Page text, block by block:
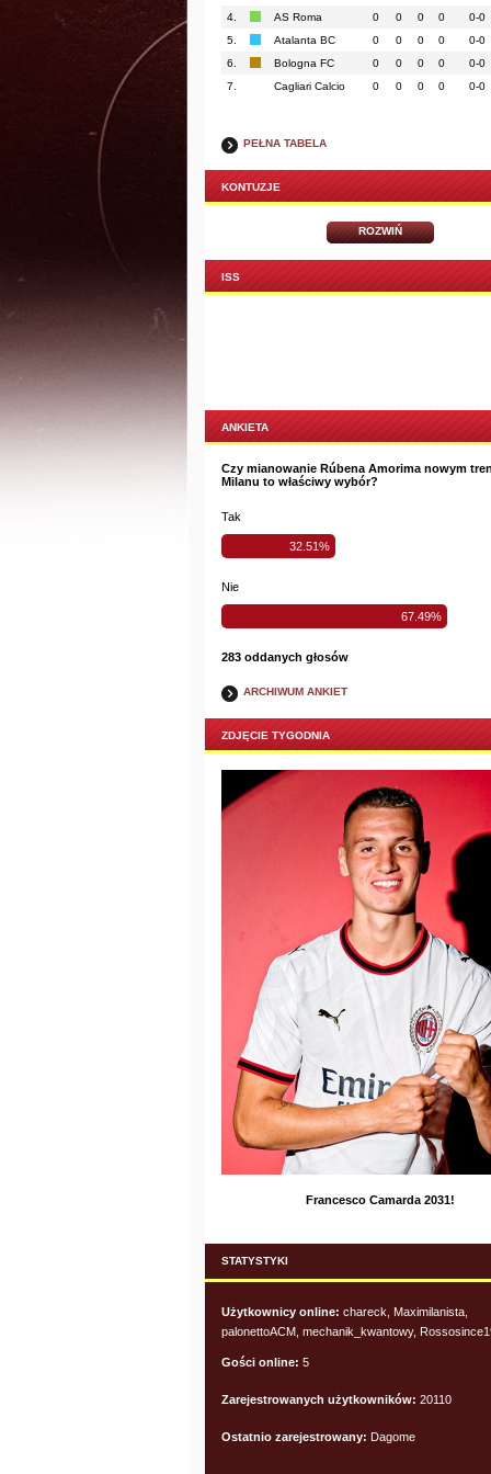
4. AS Roma 0 0 0 0
0-0
5.
Atalanta BC 0 0 0 0
0-0
6.
Bologna FC 0 0 0 0
0-0
7.
Cagliari Calcio 0 0 0 0 0-0
PEŁNA TABELA
KONTUZJE
ROZWIŃ
ISS
ANKIETA
Czy mianowanie Rúbena Amorima nowym
Milanu to właściwy wybór?
Tak
32.51%
Nie
67.49%
283 oddanych głosów
ARCHIWUM ANKIET
ZDJĘCIE TYGODNIA
Francesco Camarda 2031!
STATYSTYKI
Użytkownicy online: chareck, Maximilanista,
palonettoACM, mechanik_kwantowy,
Gości online: 5
Zarejestrowanych użytkowników: 20110
Ostatnio zarejestrowany: Dagome